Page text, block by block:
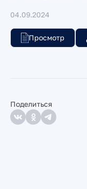
04.09.2024
Просмотр
Поделиться